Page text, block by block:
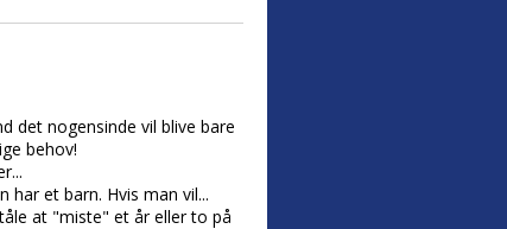
det nogensinde vil blive bare
behov!
et barn. Hvis man vil...
at "miste" et år eller to på